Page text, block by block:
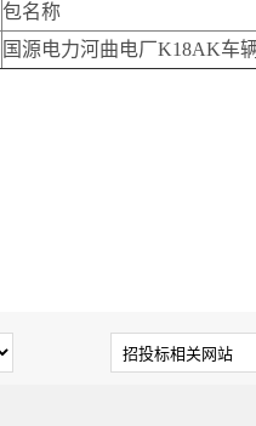
包名称
国源电力河曲电厂K18AK车